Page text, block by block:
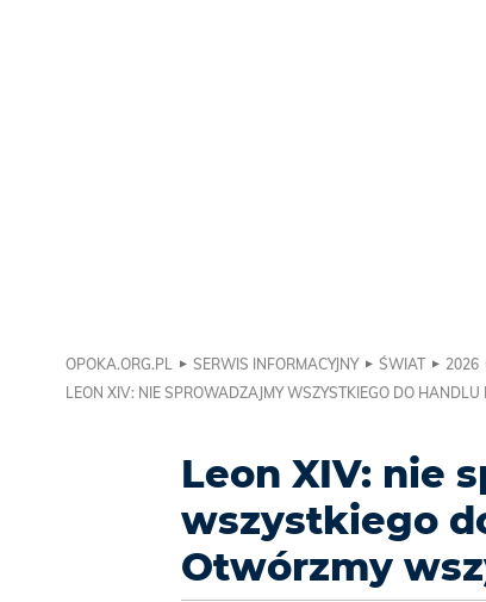
OPOKA.ORG.PL SERWIS INFORMACYJNY ŚWIAT
2026
LEON XIV: NIE SPROWADZAJMY WSZYSTKIEGO DO
Leon XIV: nie
wszystkiego
Otwórzmy